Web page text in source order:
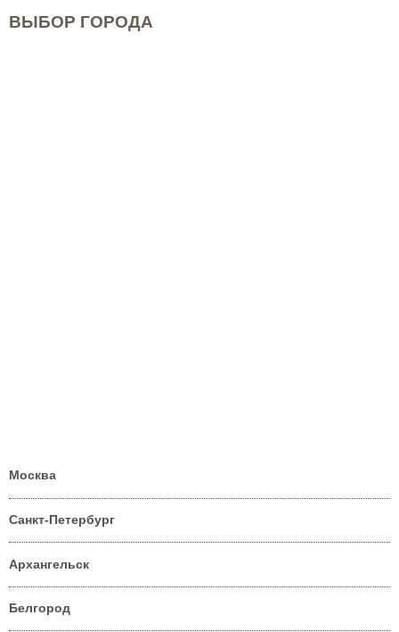
ВЫБОР ГОРОДА
Москва
Санкт-Петербург
Архангельск
Белгород